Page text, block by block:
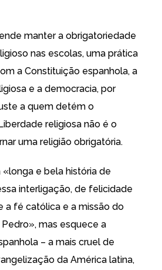
manter a obrigatoriedade
nas escolas, uma prática
a Constituição espanhola, a
e a democracia, por
a quem detém o
religiosa não é o
uma religião obrigatória.
«longa e bela história de
interligação, de felicidade
a fé católica e a missão do
mas esquece a
– a mais cruel de
da América latina,